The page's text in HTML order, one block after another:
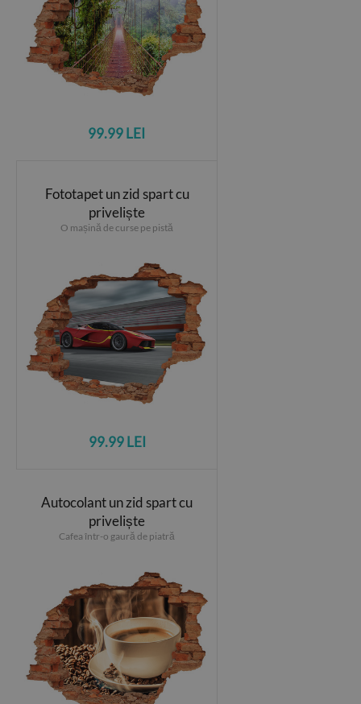
99.99 LEI
Fototapet un zid spart cu
priveliște
O mașină de curse pe pistă
99.99 LEI
Autocolant un zid spart cu
priveliște
Cafea într-o gaură de piatră